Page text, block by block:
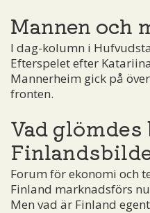
Mannen och
I dag-kolumn i
Efterspelet efter
Mannerheim gick på
fronten.
Vad
Forum för ekonomi och
Finland marknadsförs
Men vad är Finland